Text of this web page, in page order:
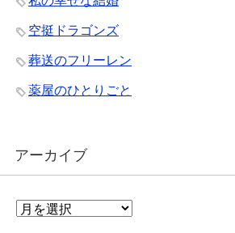
空挺ドラゴンズ
葬送のフリーレン
薬屋のひとりごと
アーカイブ
ア